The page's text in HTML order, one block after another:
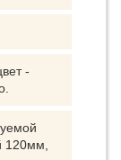
-
120мм,